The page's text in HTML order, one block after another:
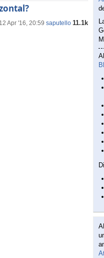
12 Apr '16, 20:59 saputello 11.1k